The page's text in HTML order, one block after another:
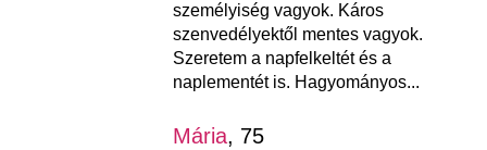
személyiség vagyok. Káros
szenvedélyektől mentes vagyok.
Szeretem a napfelkeltét és a
naplementét is. Hagyományos...
Mária, 75